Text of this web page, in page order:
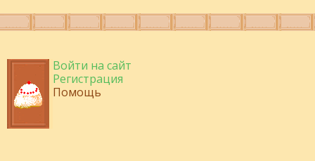
Войти на сайт
Регистрация
Помощь